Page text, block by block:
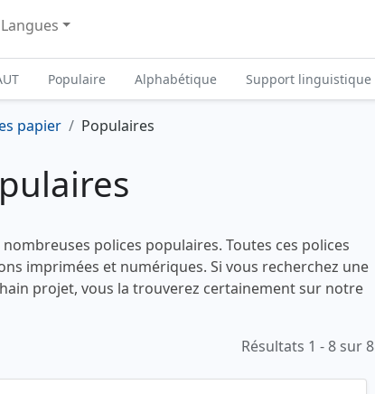
Langues
Populaire Alphabétique Support linguistique
papier Populaires
polices populaires. Toutes ces polices
imprimées et numériques. Si vous recherchez une
projet, vous la trouverez certainement sur notre
Résultats 1 - 8 sur 8